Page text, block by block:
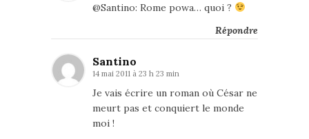
@Santino: Rome powa… quoi ?
Répondre
Santino
14 mai 2011 à 23 h 23 min
Je vais écrire un roman où César ne
meurt pas et conquiert le monde
moi !